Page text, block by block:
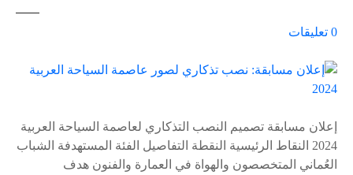
0 تعليقات
ى
إعلان مسابقة تصميم النصب التذكاري لعاصمة السياحة العربية
2024 النقاط الرئيسية النقطة التفاصيل الفئة المستهدفة الشباب
العُماني المتخصصون والهواة في العمارة والفنون هدف